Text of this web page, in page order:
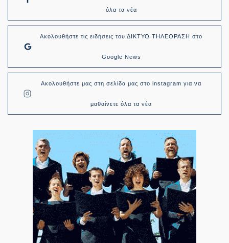
όλα τα νέα
Ακολουθήστε τις ειδήσεις του ΔΙΚΤΥΟ ΤΗΛΕΟΡΑΣΗ στο
Google News
Ακολουθήστε μας στη σελίδα μας στο instagram για να
μαθαίνετε όλα τα νέα